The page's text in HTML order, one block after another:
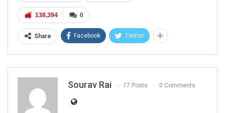
0
138,394
Share Facebook Twitter
Sourav Rai 17 Posts 0 Comments